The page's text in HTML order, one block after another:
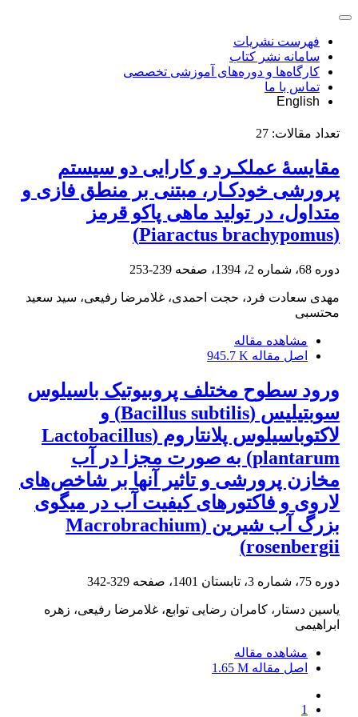
فهرست نشریات
سامانه نشر کتاب
کارگاه‌ها و دوره‌های آموزشی تخصصی
تماس با ما
English
تعداد مقالات: 27
مقایسۀ عملکـرد و کارایی دو سیستم
پرورشی خودکـار، مبتنی بر منطق فازی و
متداول، در تولید ماهی پاکو قرمز
(Piaractus brachypomus)
دوره 68، شماره 2، 1394، صفحه 239-253
مهدی سعادت فرد، حجت احمدی، غلامرضا رفیعی، سید سعید
محتسبی
مشاهده مقاله
اصل مقاله 945.7 K
ورود سطوح مختلف پروبیوتیک‌ باسیلوس
سوبتیلیس (Bacillus subtilis) و
لاکتوباسیلوس پلانتاروم (Lactobacillus
plantarum) به صورت مجزا در آب
مخازن پرورشی و تاثیر آنها بر شاخص‌‌های
لاروی و فاکتورهای کیفیت آب در میگوی
بزرگ آب شیرین (Macrobrachium
rosenbergii)
دوره 75، شماره 3، تابستان 1401، صفحه 329-342
یاسین دستار، کامران رضایی توابع، غلامرضا رفیعی، زهره
ابراهیمی
مشاهده مقاله
اصل مقاله 1.65 M
1